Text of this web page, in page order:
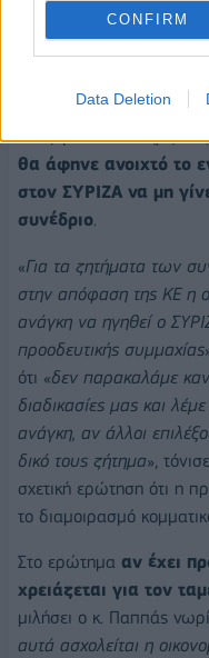
CONFIRM
Data Deletion
ανέλεγκτες και μη
Το χρονοδιάγραμμα
Σαφώς όχι, οι
έχει βγει και θα τηρηθεί
θα άφηνε ανοιχτό το
στον ΣΥΡΙΖΑ να μη
συνέδριο.
«Για τα ζητήματα των
στην απόφαση της ΚΕ η
ανάγκη να ηγηθεί ο
προοδευτικής συμμαχίας
ότι «δεν παρακαλάμε
διαδικασίες μας και
ανάγκη, αν άλλοι
δικό τους ζήτημα»,
σχετική ερώτηση ότι η
το διαμοιρασμό
Στο ερώτημα αν έχει
χρειάζεται για τον
μιλήσει ο κ. Παππάς
αυτά ασχολείται η